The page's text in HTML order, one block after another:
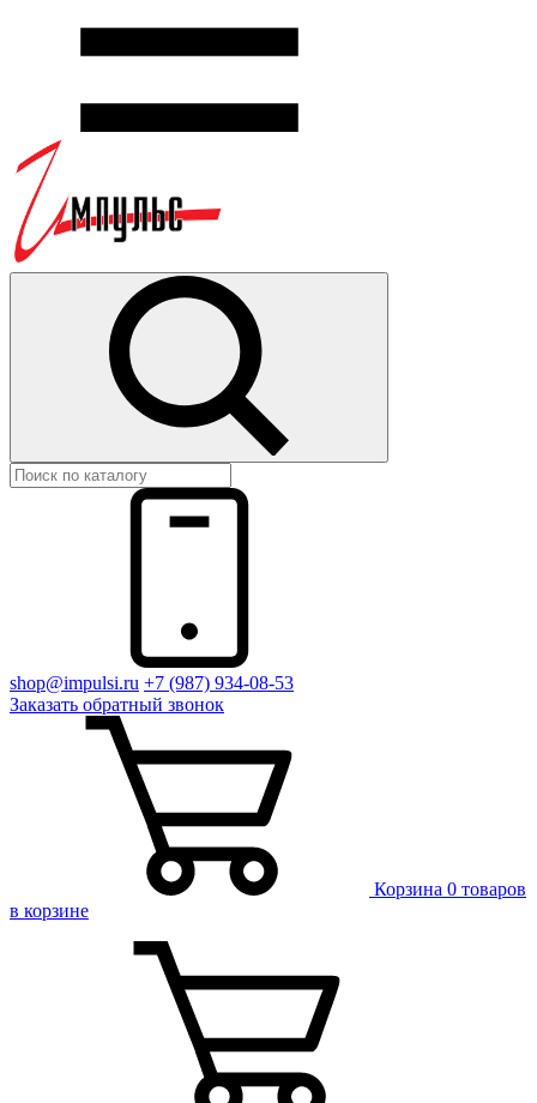
shop@impulsi.ru +7 (987) 934-08-53
Заказать обратный звонок
Корзина 0 товаров
в корзине